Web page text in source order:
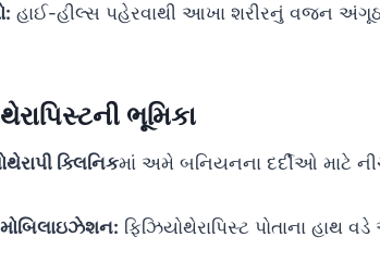
હાઈ-હીલ્સ પહેરવાથી આખા શરીરનું વજન
ભૂમિકા
ક્લિનિકમાં અમે બનિયનના દર્દીઓ માટે
ફિઝિયોથેરાપિસ્ટ પોતાના હાથ